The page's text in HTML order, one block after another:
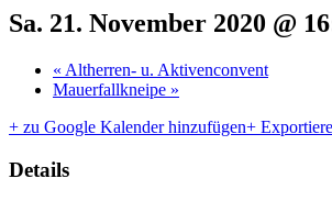
Sa. 21. November 2020 @
« Altherren- u. Aktivenconvent
Mauerfallkneipe »
+ zu Google Kalender hinzufügen+
Details